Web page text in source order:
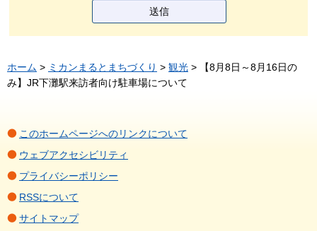
ホーム > ミカンまるとまちづくり > 観光 > 【8月8日～8月16日の
み】JR下灘駅来訪者向け駐車場について
このホームページへのリンクについて
ウェブアクセシビリティ
プライバシーポリシー
RSSについて
サイトマップ